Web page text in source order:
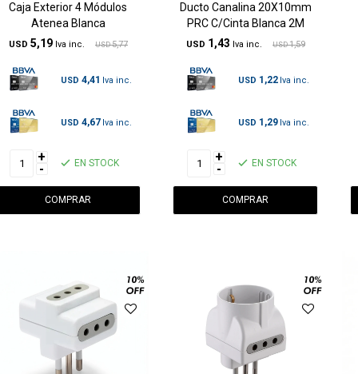
Caja Exterior 4 Módulos
Atenea Blanca
USD 5,19 USD 5,77
USD 4,41
USD 4,67
+
- EN STOCK
Ducto Canalina 20X10mm
PRC C/Cinta Blanca 2M
USD 1,43 USD 1,59
USD 1,22
USD 1,29
+
- EN STOCK